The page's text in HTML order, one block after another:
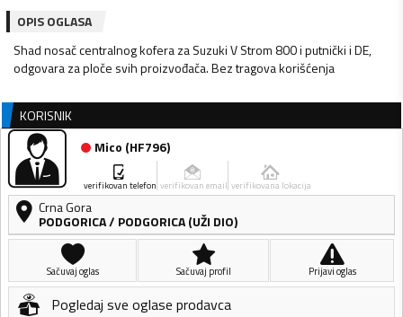
OPIS OGLASA
Shad nosač centralnog kofera za Suzuki V Strom 800 i putnički i DE,
odgovara za ploče svih proizvođača. Bez tragova korišćenja
KORISNIK
Mico (HF796)
verifikovan telefon verifikovan email verifikovana lokacija
Crna Gora
PODGORICA/ PODGORICA (UŽI DIO)
Sačuvaj oglas Sačuvaj profil Prijavi oglas
Pogledaj sve oglase prodavca